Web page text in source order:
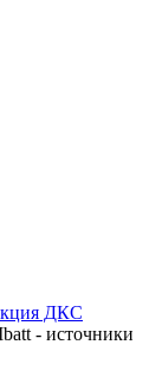
ДКС
- источники